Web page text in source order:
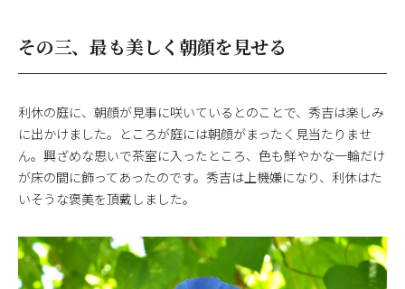
その三、最も美しく朝顔を見せる
利休の庭に、朝顔が見事に咲いているとのことで、秀吉は楽しみ
に出かけました。ところが庭には朝顔がまったく見当たりませ
ん。興ざめな思いで茶室に入ったところ、色も鮮やかな一輪だけ
が床の間に飾ってあったのです。秀吉は上機嫌になり、利休はた
いそうな褒美を頂戴しました。